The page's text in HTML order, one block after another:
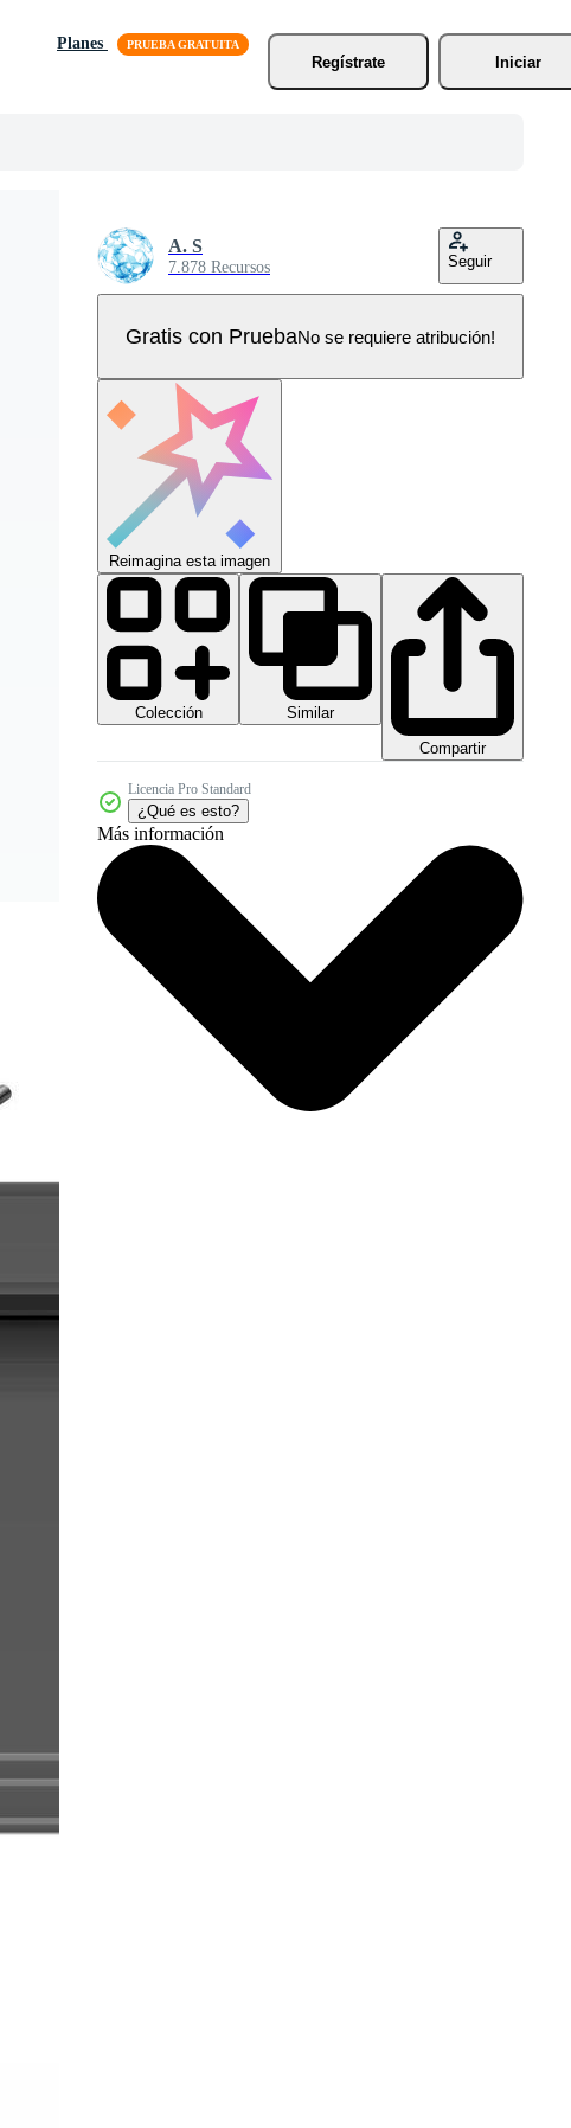
Planes
Regístrate
Iniciar
A. S
7.878 Recursos Seguir
Gratis con PruebaNo se requiere atribución!
Reimagina esta imagen
Colección
Similar
Compartir
Licencia Pro Standard
¿Qué es esto?
Más información